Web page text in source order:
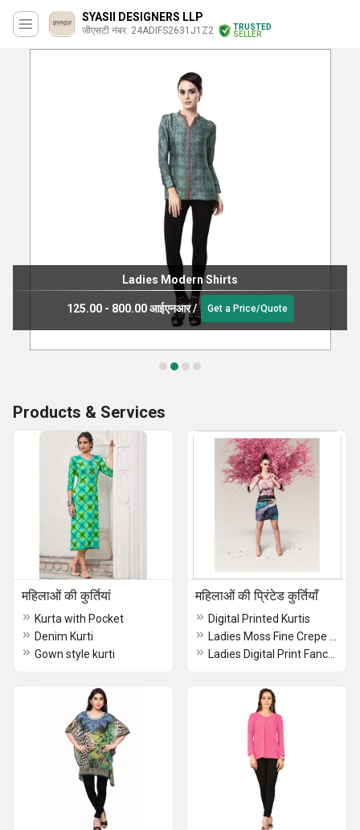
SYASII DESIGNERS LLP
जीएसटी नंबर. 24ADIFS2631J1Z2
TRUSTED
SELLER
Ladies Modern Shirts
125.00 - 800.00 आईएनआर/ Get a Price/Quote
Products & Services
महिलाओं की कुर्तियां
Kurta with Pocket
Denim Kurti
Gown style kurti
महिलाओं की प्रिंटेड कुर्तियाँ
Digital Printed Kurtis